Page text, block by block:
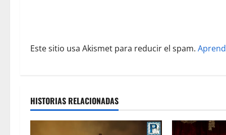
a
s
Este sitio usa Akismet para reducir el spam.
HISTORIAS RELACIONADAS